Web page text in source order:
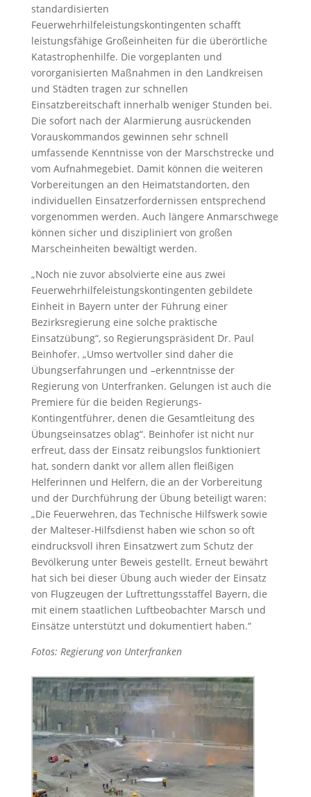
standardisierten
Feuerwehrhilfeleistungskontingenten schafft
leistungsfähige Großeinheiten für die überörtliche
Katastrophenhilfe. Die vorgeplanten und
vororganisierten Maßnahmen in den Landkreisen
und Städten tragen zur schnellen
Einsatzbereitschaft innerhalb weniger Stunden bei.
Die sofort nach der Alarmierung ausrückenden
Vorauskommandos gewinnen sehr schnell
umfassende Kenntnisse von der Marschstrecke und
vom Aufnahmegebiet. Damit können die weiteren
Vorbereitungen an den Heimatstandorten, den
individuellen Einsatzerfordernissen entsprechend
vorgenommen werden. Auch längere Anmarschwege
können sicher und diszipliniert von großen
Marscheinheiten bewältigt werden.
„Noch nie zuvor absolvierte eine aus zwei
Feuerwehrhilfeleistungskontingenten gebildete
Einheit in Bayern unter der Führung einer
Bezirksregierung eine solche praktische
Einsatzübung“, so Regierungspräsident Dr. Paul
Beinhofer. „Umso wertvoller sind daher die
Übungserfahrungen und –erkenntnisse der
Regierung von Unterfranken. Gelungen ist auch die
Premiere für die beiden Regierungs-
Kontingentführer, denen die Gesamtleitung des
Übungseinsatzes oblag“. Beinhofer ist nicht nur
erfreut, dass der Einsatz reibungslos funktioniert
hat, sondern dankt vor allem allen fleißigen
Helferinnen und Helfern, die an der Vorbereitung
und der Durchführung der Übung beteiligt waren:
„Die Feuerwehren, das Technische Hilfswerk sowie
der Malteser-Hilfsdienst haben wie schon so oft
eindrucksvoll ihren Einsatzwert zum Schutz der
Bevölkerung unter Beweis gestellt. Erneut bewährt
hat sich bei dieser Übung auch wieder der Einsatz
von Flugzeugen der Luftrettungsstaffel Bayern, die
mit einem staatlichen Luftbeobachter Marsch und
Einsätze unterstützt und dokumentiert haben.“
Fotos: Regierung von Unterfranken